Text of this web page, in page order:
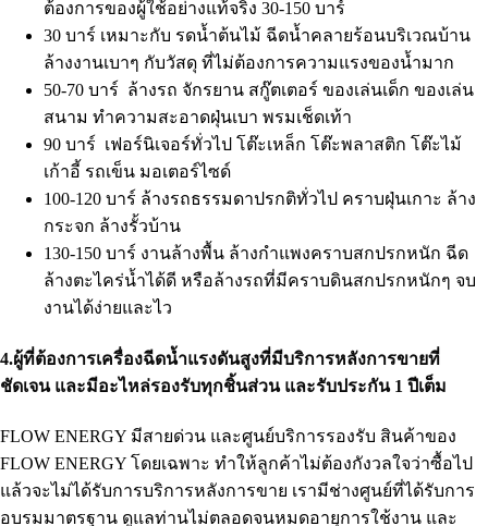
ต้องการของผู้ใช้อย่างแท้จริง 30-150 บาร์
30 บาร์ เหมาะกับ รดน้ำต้นไม้ ฉีดน้ำคลายร้อนบริเวณบ้าน
ล้างงานเบาๆ กับวัสดุ ที่ไม่ต้องการความแรงของน้ำมาก
50-70 บาร์ ล้างรถ จักรยาน สกู๊ตเตอร์ ของเล่นเด็ก ของเล่น
สนาม ทำความสะอาดฝุ่นเบา พรมเช็ดเท้า
90 บาร์ เฟอร์นิเจอร์ทั่วไป โต๊ะเหล็ก โต๊ะพลาสติก โต๊ะไม้
เก้าอี้ รถเข็น มอเตอร์ไซด์
100-120 บาร์ ล้างรถธรรมดาปรกติทั่วไป คราบฝุ่นเกาะ ล้าง
กระจก ล้างรั้วบ้าน
130-150 บาร์ งานล้างพื้น ล้างกำแพงคราบสกปรกหนัก ฉีด
ล้างตะไคร่น้ำได้ดี หรือล้างรถที่มีคราบดินสกปรกหนักๆ จบ
งานได้ง่ายและไว
4.ผู้ที่ต้องการเครื่องฉีดน้ำแรงดันสูงที่มีบริการหลังการขายที่
ชัดเจน และมีอะไหล่รองรับทุกชิ้นส่วน และรับประกัน 1 ปีเต็ม
FLOW ENERGY มีสายด่วน และศูนย์บริการรองรับ สินค้าของ
FLOW ENERGY โดยเฉพาะ ทำให้ลูกค้าไม่ต้องกังวลใจว่าซื้อไป
แล้วจะไม่ได้รับการบริการหลังการขาย เรามีช่างศูนย์ที่ได้รับการ
อบรมมาตรฐาน ดูแลท่านไม่ตลอดจนหมดอายุการใช้งาน และ